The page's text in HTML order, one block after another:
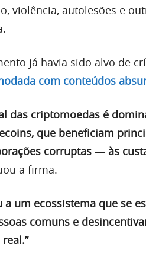
violência, autolesões e
já havia sido alvo de
com conteúdos
das criptomoedas é
que beneficiam
corruptas — às
a firma.
a um ecossistema que se
comuns e